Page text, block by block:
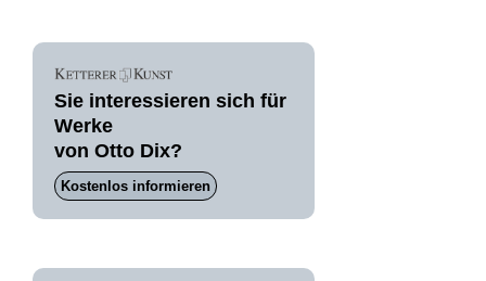
Sie interessieren sich für
Werke
von Otto Dix?
Kostenlos informieren